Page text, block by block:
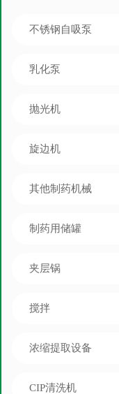
不锈钢自吸泵
乳化泵
抛光机
旋边机
其他制药机械
制药用储罐
夹层锅
搅拌
浓缩提取设备
CIP清洗机